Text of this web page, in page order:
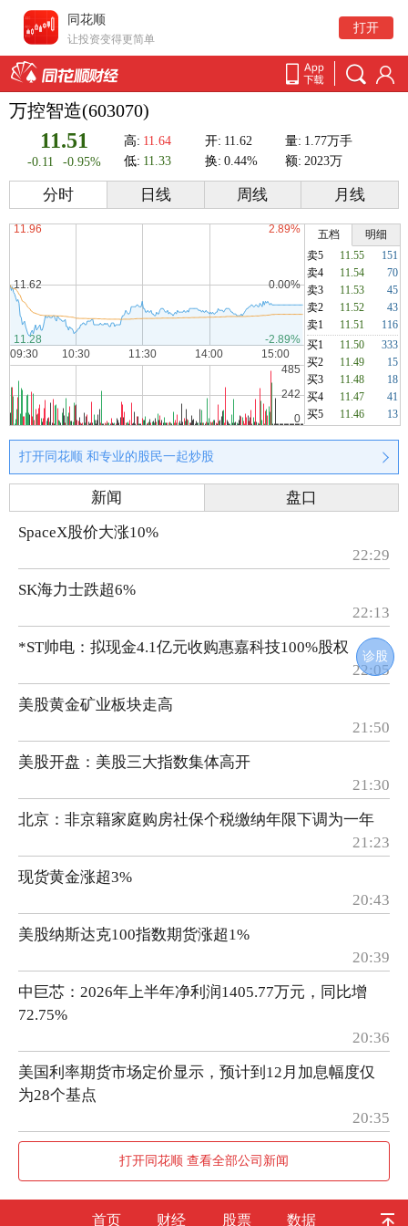
同花顺
让投资变得更简单
打开
万控智造(603070)
11.51
-0.11 -0.95%
高: 11.64 开: 11.62 量: 1.77万手
低: 11.33 换: 0.44% 额: 2023万
分时 日线 周线 月线
五档
明细
卖5
11.55
151
卖4
11.54
70
卖3
11.53
45
卖2
11.52
43
卖1
11.51
116
买1
11.50
333
买2
11.49
15
买3
11.48
18
买4
11.47
41
买5
11.46 13
打开同花顺 和专业的股民一起炒股
诊股
新闻
盘口
SpaceX股价大涨10%
22:29
SK海力士跌超6%
22:13
*ST帅电：拟现金4.1亿元收购惠嘉科技100%股权
22:05
美股黄金矿业板块走高
21:50
美股开盘：美股三大指数集体高开
21:30
北京：非京籍家庭购房社保个税缴纳年限下调为一年
21:23
现货黄金涨超3%
20:43
美股纳斯达克100指数期货涨超1%
20:39
中巨芯：2026年上半年净利润1405.77万元，同比增
72.75%
20:36
美国利率期货市场定价显示，预计到12月加息幅度仅
为28个基点
20:35
打开同花顺 查看全部公司新闻
首页 财经 股票 数据